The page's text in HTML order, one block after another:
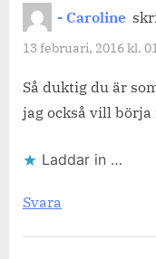
- Caroline
13 februari, 2016 kl.
Så duktig du är
jag också vill börja
Laddar in …
Svara